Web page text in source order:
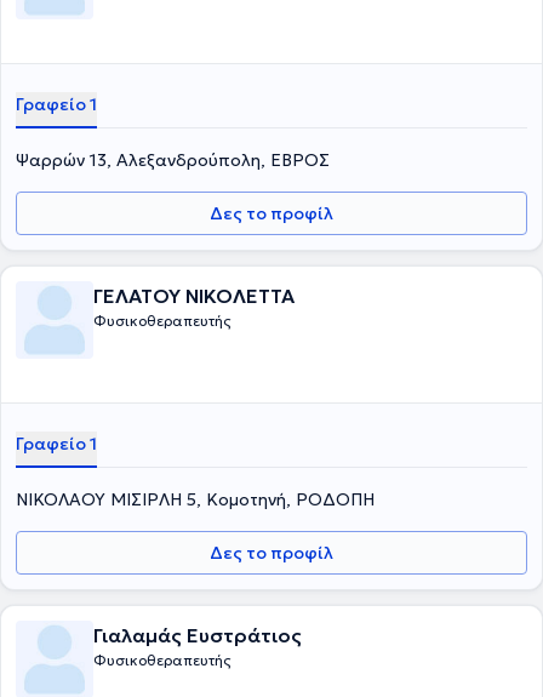
Γραφείο 1
Ψαρρών 13, Αλεξανδρούπολη, ΕΒΡΟΣ
Δες το προφίλ
ΓΕΛΑΤΟΥ ΝΙΚΟΛΕΤΤΑ
Φυσικοθεραπευτής
Γραφείο 1
ΝΙΚΟΛΑΟΥ ΜΙΣΙΡΛΗ 5, Κομοτηνή, ΡΟΔΟΠΗ
Δες το προφίλ
Γιαλαμάς Ευστράτιος
Φυσικοθεραπευτής